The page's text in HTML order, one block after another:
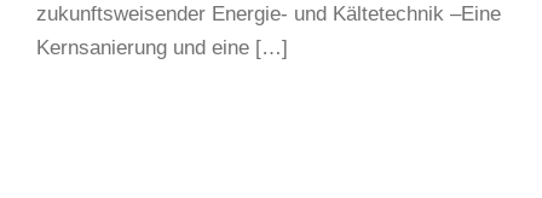
zukunftsweisender Energie- und Kältetechnik –Eine
Kernsanierung und eine […]